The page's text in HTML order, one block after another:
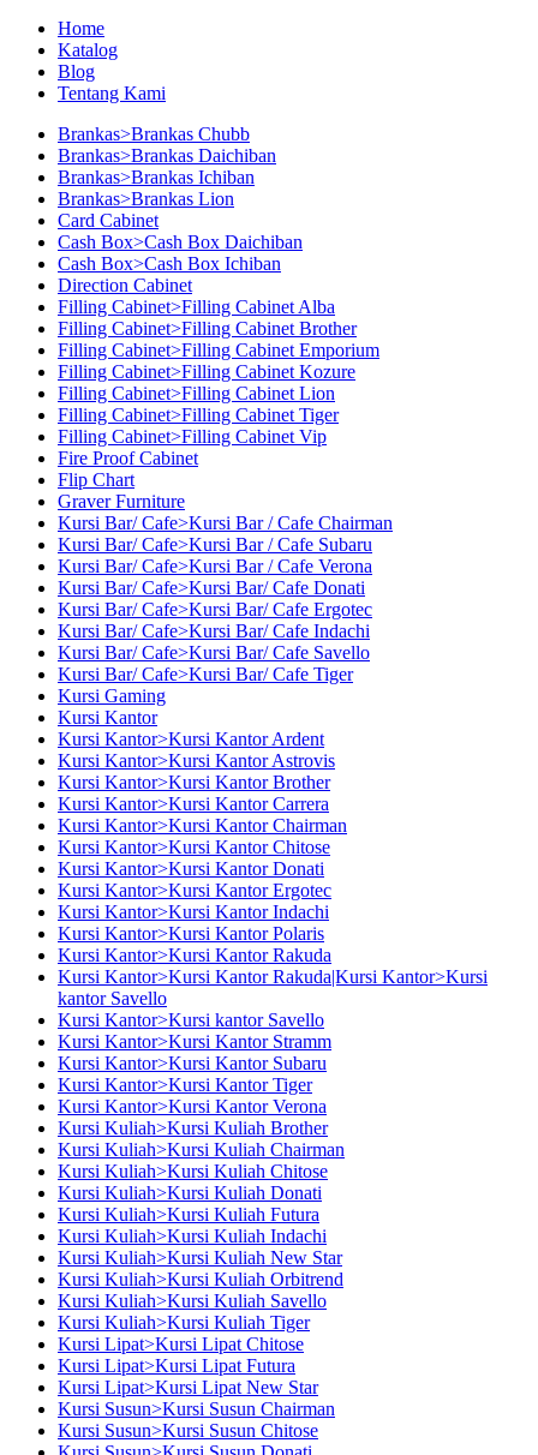
Home
Katalog
Blog
Tentang Kami
Brankas>Brankas Chubb
Brankas>Brankas Daichiban
Brankas>Brankas Ichiban
Brankas>Brankas Lion
Card Cabinet
Cash Box>Cash Box Daichiban
Cash Box>Cash Box Ichiban
Direction Cabinet
Filling Cabinet>Filling Cabinet Alba
Filling Cabinet>Filling Cabinet Brother
Filling Cabinet>Filling Cabinet Emporium
Filling Cabinet>Filling Cabinet Kozure
Filling Cabinet>Filling Cabinet Lion
Filling Cabinet>Filling Cabinet Tiger
Filling Cabinet>Filling Cabinet Vip
Fire Proof Cabinet
Flip Chart
Graver Furniture
Kursi Bar/ Cafe>Kursi Bar / Cafe Chairman
Kursi Bar/ Cafe>Kursi Bar / Cafe Subaru
Kursi Bar/ Cafe>Kursi Bar / Cafe Verona
Kursi Bar/ Cafe>Kursi Bar/ Cafe Donati
Kursi Bar/ Cafe>Kursi Bar/ Cafe Ergotec
Kursi Bar/ Cafe>Kursi Bar/ Cafe Indachi
Kursi Bar/ Cafe>Kursi Bar/ Cafe Savello
Kursi Bar/ Cafe>Kursi Bar/ Cafe Tiger
Kursi Gaming
Kursi Kantor
Kursi Kantor>Kursi Kantor Ardent
Kursi Kantor>Kursi Kantor Astrovis
Kursi Kantor>Kursi Kantor Brother
Kursi Kantor>Kursi Kantor Carrera
Kursi Kantor>Kursi Kantor Chairman
Kursi Kantor>Kursi Kantor Chitose
Kursi Kantor>Kursi Kantor Donati
Kursi Kantor>Kursi Kantor Ergotec
Kursi Kantor>Kursi Kantor Indachi
Kursi Kantor>Kursi Kantor Polaris
Kursi Kantor>Kursi Kantor Rakuda
Kursi Kantor>Kursi Kantor Rakuda|Kursi Kantor>Kursi
kantor Savello
Kursi Kantor>Kursi kantor Savello
Kursi Kantor>Kursi Kantor Stramm
Kursi Kantor>Kursi Kantor Subaru
Kursi Kantor>Kursi Kantor Tiger
Kursi Kantor>Kursi Kantor Verona
Kursi Kuliah>Kursi Kuliah Brother
Kursi Kuliah>Kursi Kuliah Chairman
Kursi Kuliah>Kursi Kuliah Chitose
Kursi Kuliah>Kursi Kuliah Donati
Kursi Kuliah>Kursi Kuliah Futura
Kursi Kuliah>Kursi Kuliah Indachi
Kursi Kuliah>Kursi Kuliah New Star
Kursi Kuliah>Kursi Kuliah Orbitrend
Kursi Kuliah>Kursi Kuliah Savello
Kursi Kuliah>Kursi Kuliah Tiger
Kursi Lipat>Kursi Lipat Chitose
Kursi Lipat>Kursi Lipat Futura
Kursi Lipat>Kursi Lipat New Star
Kursi Susun>Kursi Susun Chairman
Kursi Susun>Kursi Susun Chitose